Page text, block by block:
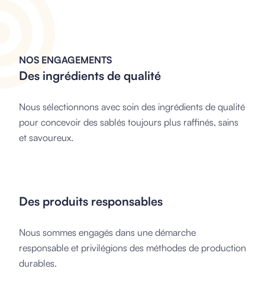
NOS ENGAGEMENTS
Des ingrédients de qualité
Nous sélectionnons avec soin des ingrédients de qualité
pour concevoir des sablés toujours plus raffinés, sains
et savoureux.
Des produits responsables
Nous sommes engagés dans une démarche
responsable et privilégions des méthodes de production
durables.